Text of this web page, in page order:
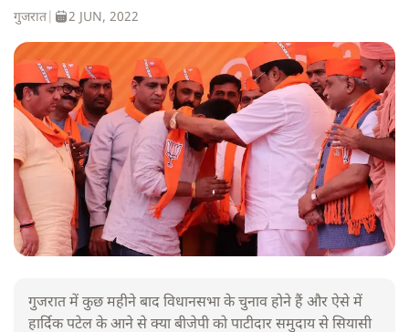
गुजरात 2 JUN, 2022
गुजरात में कुछ महीने बाद विधानसभा के चुनाव होने हैं और ऐसे में
हार्दिक पटेल के आने से क्या बीजेपी को पाटीदार समुदाय से सियासी